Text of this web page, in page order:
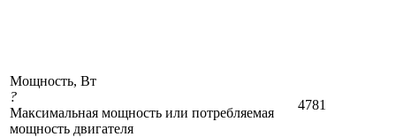
Мощность, Вт
?
Максимальная мощность или потребляемая
мощность двигателя
4781